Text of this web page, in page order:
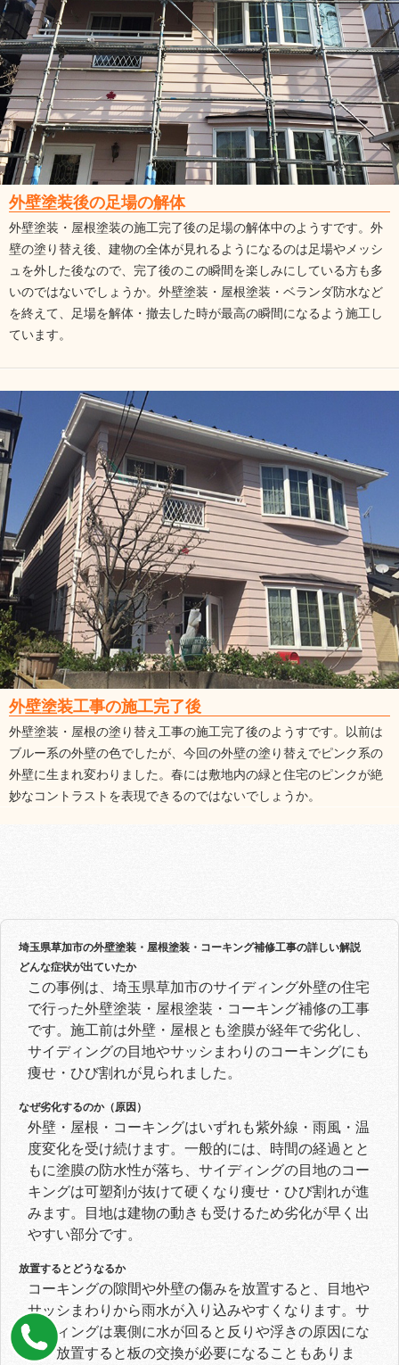
外壁塗装後の足場の解体
外壁塗装・屋根塗装の施工完了後の足場の解体中のようすです。外
壁の塗り替え後、建物の全体が見れるようになるのは足場やメッシ
ュを外した後なので、完了後のこの瞬間を楽しみにしている方も多
いのではないでしょうか。外壁塗装・屋根塗装・ベランダ防水など
を終えて、足場を解体・撤去した時が最高の瞬間になるよう施工し
ています。
外壁塗装工事の施工完了後
外壁塗装・屋根の塗り替え工事の施工完了後のようすです。以前は
ブルー系の外壁の色でしたが、今回の外壁の塗り替えでピンク系の
外壁に生まれ変わりました。春には敷地内の緑と住宅のピンクが絶
妙なコントラストを表現できるのではないでしょうか。
埼玉県草加市の外壁塗装・屋根塗装・コーキング補修工事の詳しい解説
どんな症状が出ていたか
この事例は、埼玉県草加市のサイディング外壁の住宅
で行った外壁塗装・屋根塗装・コーキング補修の工事
です。施工前は外壁・屋根とも塗膜が経年で劣化し、
サイディングの目地やサッシまわりのコーキングにも
痩せ・ひび割れが見られました。
なぜ劣化するのか（原因）
外壁・屋根・コーキングはいずれも紫外線・雨風・温
度変化を受け続けます。一般的には、時間の経過とと
もに塗膜の防水性が落ち、サイディングの目地のコー
キングは可塑剤が抜けて硬くなり痩せ・ひび割れが進
みます。目地は建物の動きも受けるため劣化が早く出
やすい部分です。
放置するとどうなるか
コーキングの隙間や外壁の傷みを放置すると、目地や
サッシまわりから雨水が入り込みやすくなります。サ
イディングは裏側に水が回ると反りや浮きの原因にな
り、放置すると板の交換が必要になることもありま